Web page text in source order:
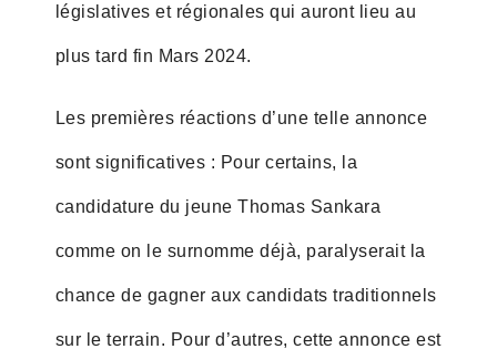
législatives et régionales qui auront lieu au
plus tard fin Mars 2024.
Les premières réactions d’une telle annonce
sont significatives : Pour certains, la
candidature du jeune Thomas Sankara
comme on le surnomme déjà, paralyserait la
chance de gagner aux candidats traditionnels
sur le terrain. Pour d’autres, cette annonce est